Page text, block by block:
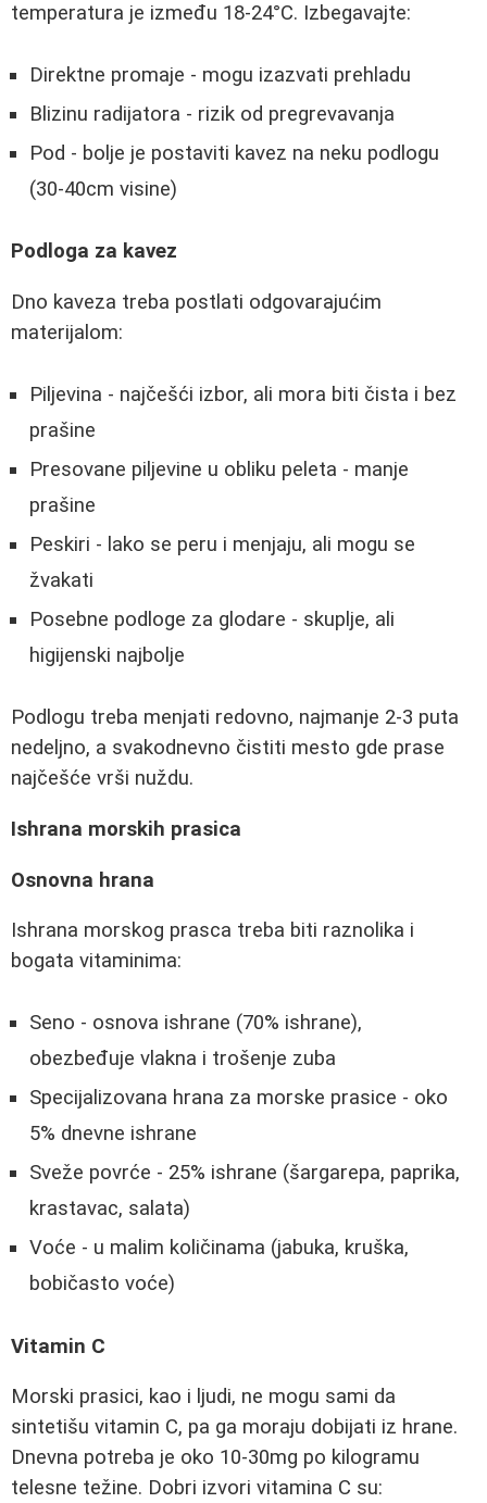
temperatura je između 18-24°C. Izbegavajte:
Direktne promaje - mogu izazvati prehladu
Blizinu radijatora - rizik od pregrevavanja
Pod - bolje je postaviti kavez na neku podlogu
(30-40cm visine)
Podloga za kavez
Dno kaveza treba postlati odgovarajućim
materijalom:
Piljevina - najčešći izbor, ali mora biti čista i bez
prašine
Presovane piljevine u obliku peleta - manje
prašine
Peskiri - lako se peru i menjaju, ali mogu se
žvakati
Posebne podloge za glodare - skuplje, ali
higijenski najbolje
Podlogu treba menjati redovno, najmanje 2-3 puta
nedeljno, a svakodnevno čistiti mesto gde prase
najčešće vrši nuždu.
Ishrana morskih prasica
Osnovna hrana
Ishrana morskog prasca treba biti raznolika i
bogata vitaminima:
Seno - osnova ishrane (70% ishrane),
obezbeđuje vlakna i trošenje zuba
Specijalizovana hrana za morske prasice - oko
5% dnevne ishrane
Sveže povrće - 25% ishrane (šargarepa, paprika,
krastavac, salata)
Voće - u malim količinama (jabuka, kruška,
bobičasto voće)
Vitamin C
Morski prasici, kao i ljudi, ne mogu sami da
sintetišu vitamin C, pa ga moraju dobijati iz hrane.
Dnevna potreba je oko 10-30mg po kilogramu
telesne težine. Dobri izvori vitamina C su: